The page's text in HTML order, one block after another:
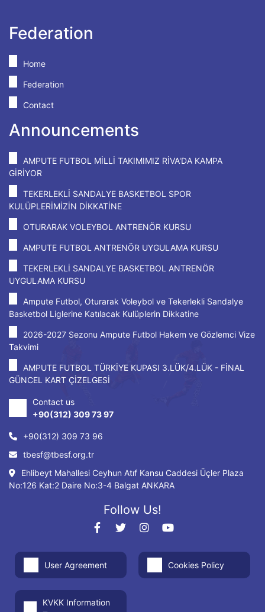
Federation
Home
Federation
Contact
Announcements
AMPUTE FUTBOL MİLLİ TAKIMIMIZ RİVA'DA KAMPA
GİRİYOR
TEKERLEKLİ SANDALYE BASKETBOL SPOR
KULÜPLERİMİZİN DİKKATİNE
OTURARAK VOLEYBOL ANTRENÖR KURSU
AMPUTE FUTBOL ANTRENÖR UYGULAMA KURSU
TEKERLEKLİ SANDALYE BASKETBOL ANTRENÖR
UYGULAMA KURSU
Ampute Futbol, Oturarak Voleybol ve Tekerlekli Sandalye
Basketbol Liglerine Katılacak Kulüplerin Dikkatine
2026-2027 Sezonu Ampute Futbol Hakem ve Gözlemci Vize
Takvimi
AMPUTE FUTBOL TÜRKİYE KUPASI 3.LÜK/4.LÜK - FİNAL
GÜNCEL KART ÇİZELGESİ
Contact us
+90(312) 309 73 97
+90(312) 309 73 96
tbesf@tbesf.org.tr
Ehlibeyt Mahallesi Ceyhun Atıf Kansu Caddesi Üçler Plaza
No:126 Kat:2 Daire No:3-4 Balgat ANKARA
Follow Us!
User Agreement Cookies Policy
KVKK Information